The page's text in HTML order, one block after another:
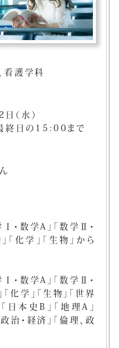
看護学科
（水）
終日の15:00まで
Ⅰ・数学A」「数学Ⅱ・
化学」「生物」から
Ⅰ・数学A」「数学Ⅱ・
化学」「生物」「世界
日本史B」「地理A」
治・経済」「倫理、政